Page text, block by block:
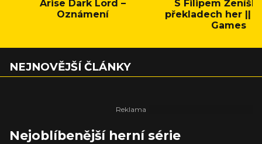
Arise Dark Lord –
Oznámení
S Filipem
překladech her ||
Games
NEJNOVĚJŠÍ ČLÁNKY
Nejoblíbenější herní série